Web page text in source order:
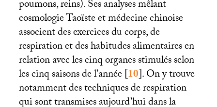
poumons, reins). Ses analyses mêlant
cosmologie Taoïste et médecine chinoise
associent des exercices du corps, de
respiration et des habitudes alimentaires en
relation avec les cinq organes stimulés selon
les cinq saisons de l’année[10]. On y trouve
notamment des techniques de respiration
qui sont transmises aujourd’hui dans la